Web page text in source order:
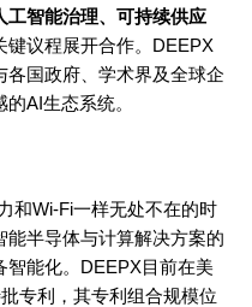
工智能治理、可持续供应
键议程展开合作。DEEPX
国政府、学术界及全球企
AI生态系统。
和Wi-Fi一样无处不在的时
半导体与计算解决方案的
智能化。DEEPX目前在美
专利，其专利组合规模位